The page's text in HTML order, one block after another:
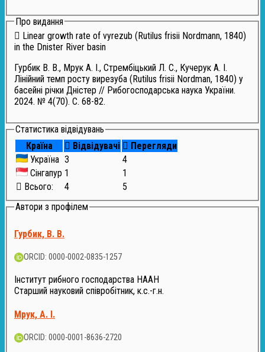
Про видання
Linear growth rate of vyrezub (Rutilus frisii Nordmann, 1840)
in the Dnister River basin
Гурбик В. В., Мрук А. І., Стрембіцький Л. С., Кучерук А. І.
Лінійний темп росту вирезуба (Rutilus frisii Nordman, 1840) у
басейні річки Дністер // Рибогосподарська наука України.
2024. № 4(70). С. 68-82.
Статистика відвідувань
Країна
Відвідувачі
Перегляди
Україна 3
4
Сінгапур 1
1
Всього:
4
5
Автори з профілем
Гурбик, В. В.
ORCID: 0000-0002-0835-1257
Інститут рибного господарства НААН
Старший науковий співробітник, к.с.-г.н.
Мрук, А. І.
ORCID: 0000-0001-8636-2720